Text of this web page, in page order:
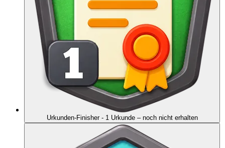
Urkunden-Finisher - 1 Urkunde – noch nicht erhalten